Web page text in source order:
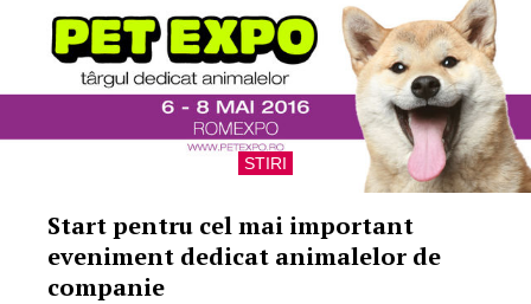
STIRI
Start pentru cel mai important
eveniment dedicat animalelor de
companie